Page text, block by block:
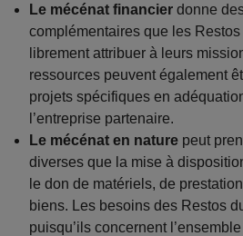
Le mécénat financier donne
complémentaires que les
librement attribuer à leurs
ressources peuvent également
projets spécifiques en
l’entreprise partenaire.
Le mécénat en nature peut
diverses que la mise à
le don de matériels, de
biens. Les besoins des Restos
puisqu’ils concernent